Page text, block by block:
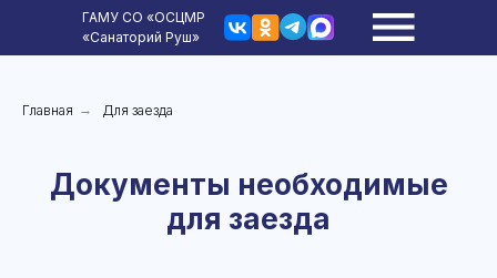
ГАМУ СО «ОСЦМР
«Санаторий Руш»
Главная → Для заезда
Документы необходимые
для заезда